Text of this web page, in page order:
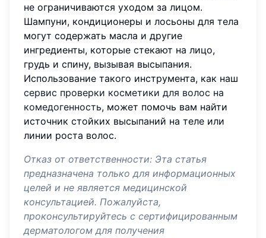
не ограничиваются уходом за лицом.
Шампуни, кондиционеры и лосьоны для тела
могут содержать масла и другие
ингредиенты, которые стекают на лицо,
грудь и спину, вызывая высыпания.
Использование такого инструмента, как наш
сервис проверки косметики для волос на
комедогенность, может помочь вам найти
источник стойких высыпаний на теле или
линии роста волос.
Отказ от ответственности: Эта статья
предназначена только для информационных
целей и не является медицинской
консультацией. Пожалуйста,
проконсультируйтесь с сертифицированным
дерматологом для получения